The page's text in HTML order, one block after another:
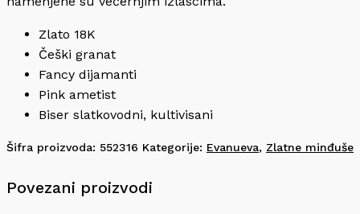
Zlato 18K
Češki granat
Fancy dijamanti
Pink ametist
Biser slatkovodni, kultivisani
Šifra proizvoda: 552316 Kategorije: Evanueva, Zlatne minđuše
Povezani proizvodi